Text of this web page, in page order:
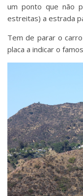
um ponto que não
estreitas) a estrada
Tem de parar o
placa a indicar o